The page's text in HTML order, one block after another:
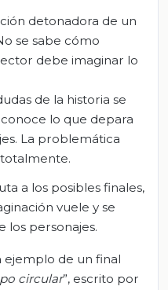
detonadora de un
se sabe cómo
debe imaginar lo
de la historia se
lo que depara
La problemática
a los posibles finales,
vuele y se
los personajes.
ejemplo de un final
circular”, escrito por